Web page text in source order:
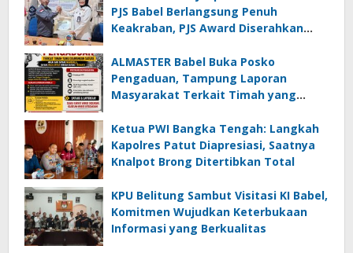
PJS Babel Berlangsung Penuh
Keakraban, PJS Award Diserahkan
ALMASTER Babel Buka Posko
Pengaduan, Tampung Laporan
Masyarakat Terkait Timah yang
Ketua PWI Bangka Tengah: Langkah
Kapolres Patut Diapresiasi, Saatnya
Knalpot Brong Ditertibkan Total
KPU Belitung Sambut Visitasi KI Babel,
Komitmen Wujudkan Keterbukaan
Informasi yang Berkualitas